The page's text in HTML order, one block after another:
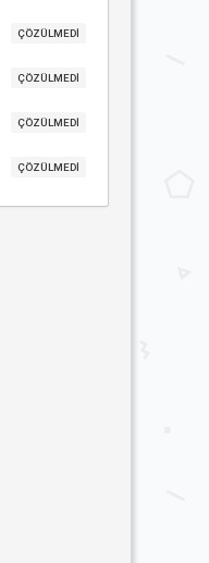
ÇÖZÜLMEDİ
ÇÖZÜLMEDİ
ÇÖZÜLMEDİ
ÇÖZÜLMEDİ